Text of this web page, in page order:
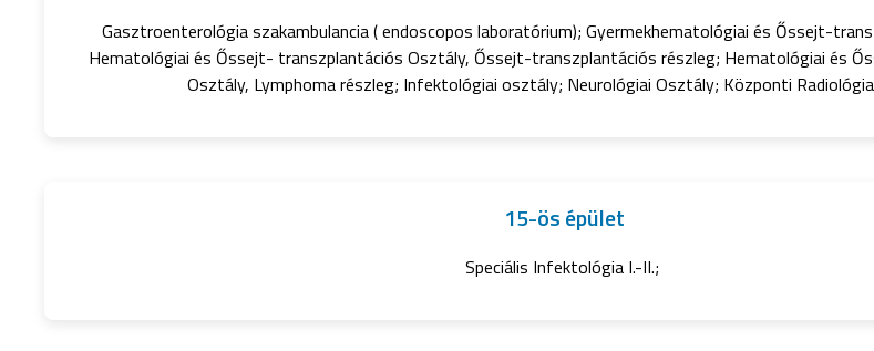
Gasztroenterológia szakambulancia ( endoscopos laboratórium); Gyermekhematológiai és Őssejt-
Hematológiai és Őssejt- transzplantációs Osztály, Őssejt-transzplantációs részleg; Hematológiai és
Osztály, Lymphoma részleg; Infektológiai osztály; Neurológiai Osztály; Központi
15-ös épület
Speciális Infektológia I.-II.;